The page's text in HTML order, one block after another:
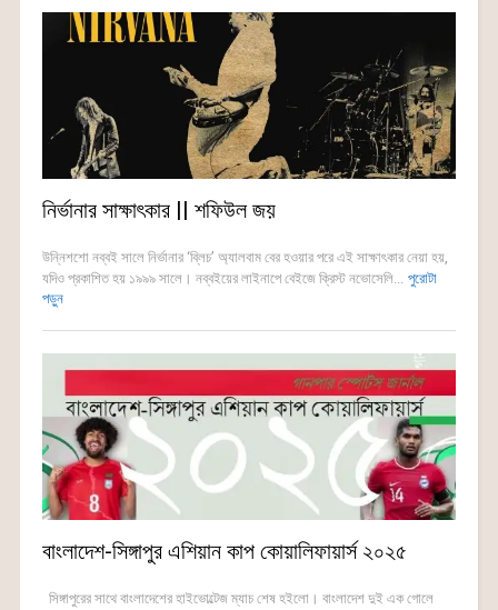
নির্ভানার সাক্ষাৎকার || শফিউল জয়
উন্নিশশো নব্বই সালে নির্ভানার ‘ব্লিচ’ অ্যালবাম বের হওয়ার পরে এই সাক্ষাৎকার নেয়া হয়,
যদিও প্রকাশিত হয় ১৯৯৯ সালে। নব্বইয়ের লাইনাপে বেইজে ক্রিস্ট নভোসেলি... পুরোটা
পড়ুন
বাংলাদেশ-সিঙ্গাপুর এশিয়ান কাপ কোয়ালিফায়ার্স ২০২৫
সিঙ্গাপুরের সাথে বাংলাদেশের হাইভোল্টেজ ম্যাচ শেষ হইলো। বাংলাদেশ দুই এক গোলে